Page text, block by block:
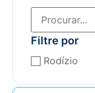
Filtre por
Rodízio